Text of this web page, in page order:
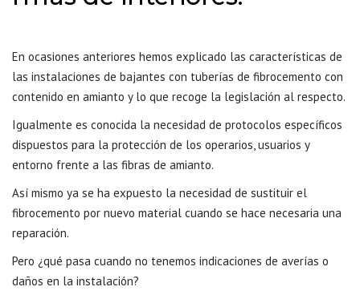
En ocasiones anteriores hemos explicado las características de
las instalaciones de bajantes con tuberías de fibrocemento con
contenido en amianto y lo que recoge la legislación al respecto.
Igualmente es conocida la necesidad de protocolos específicos
dispuestos para la protección de los operarios, usuarios y
entorno frente a las fibras de amianto.
Así mismo ya se ha expuesto la necesidad de sustituir el
fibrocemento por nuevo material cuando se hace necesaria una
reparación.
Pero ¿qué pasa cuando no tenemos indicaciones de averías o
daños en la instalación?